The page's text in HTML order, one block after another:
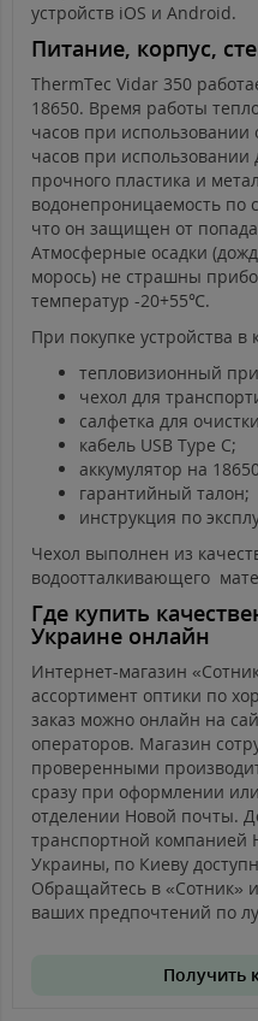
устройств iOS и Android.
Питание, корпус,
ThermTec Vidar 350
18650. Время работы
часов при использовании
часов при использовании
прочного пластика и
водонепроницаемость по
что он защищен от
Атмосферные осадки
морось) не страшны
температур -20+55℃.
При покупке устройства
тепловизионный
чехол для
салфетка для
кабель USB Type C;
аккумулятор на
гарантийный талон;
инструкция по
Чехол выполнен из
водоотталкивающего
Где купить
Украине онлайн
Интернет-магазин
ассортимент оптики по
заказ можно онлайн на
операторов. Магазин
проверенными
сразу при оформлении
отделении Новой почты.
транспортной компанией
Украины, по Киеву
Обращайтесь в «Сотник»
ваших предпочтений по
Получить